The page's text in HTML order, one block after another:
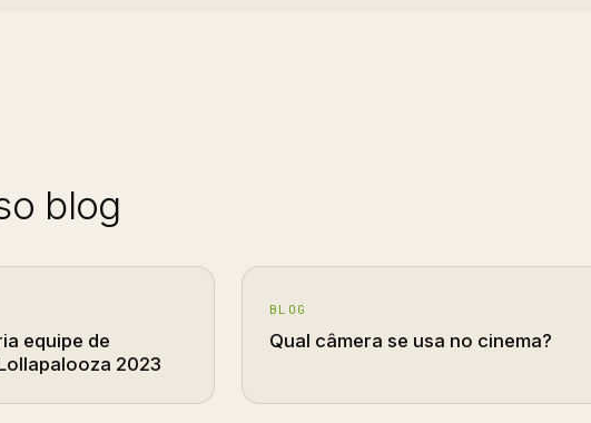
blog
equipe de
2023
BLOG
Qual câmera se usa no cinema?